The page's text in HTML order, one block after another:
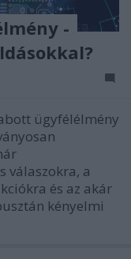
-
ügyfélélmény
válaszokra, a
és az akár
kényelmi